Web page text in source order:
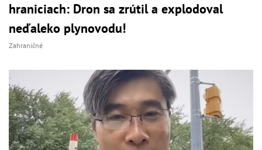
hraniciach: Dron sa zrútil a explodoval
neďaleko plynovodu!
Zahraničné